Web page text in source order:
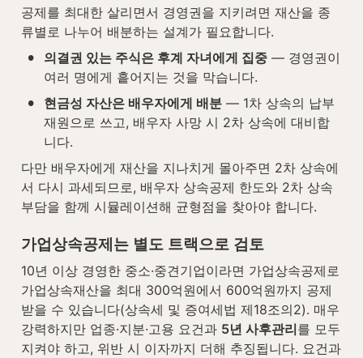
공제를 최대한 살리면서 경영권을 지키려면 재산을 종
류별로 나누어 배분하는 설계가 필요합니다.
• 의결권 있는 주식은 후계 자녀에게 집중 — 경영권이
여러 명에게 흩어지는 것을 막습니다.
• 현금성 자산은 배우자에게 배분 — 1차 상속의 납부
재원으로 쓰고, 배우자 사망 시 2차 상속에 대비합
니다.
다만 배우자에게 재산을 지나치게 몰아주면 2차 상속에
서 다시 과세되므로, 배우자 상속공제 한도와 2차 상속
부담을 함께 시뮬레이션해 균형점을 찾아야 합니다.
가업상속공제는 별도 트랙으로 검토
10년 이상 경영한 중소·중견기업이라면 가업상속공제로
가업상속재산을 최대 300억원에서 600억원까지 공제
받을 수 있습니다(상속세 및 증여세법 제18조의2). 매우
강력하지만 업종·지분·고용 요건과 5년 사후관리를 모두
지켜야 하고, 위반 시 이자까지 더해 추징됩니다. 요건과